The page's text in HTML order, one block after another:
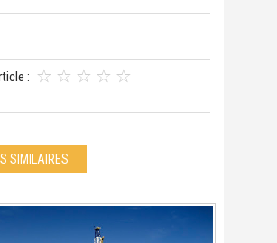
:
SIMILAIRES